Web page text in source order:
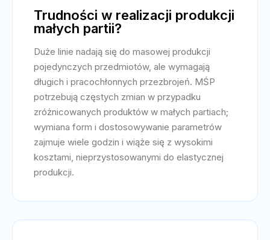
Trudności w realizacji produkcji
małych partii?
Duże linie nadają się do masowej produkcji
pojedynczych przedmiotów, ale wymagają
długich i pracochłonnych przezbrojeń. MŚP
potrzebują częstych zmian w przypadku
zróżnicowanych produktów w małych partiach;
wymiana form i dostosowywanie parametrów
zajmuje wiele godzin i wiąże się z wysokimi
kosztami, nieprzystosowanymi do elastycznej
produkcji.